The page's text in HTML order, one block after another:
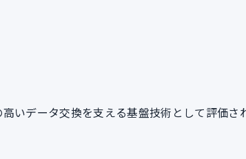
いデータ交換を支える基盤技術として評価さ